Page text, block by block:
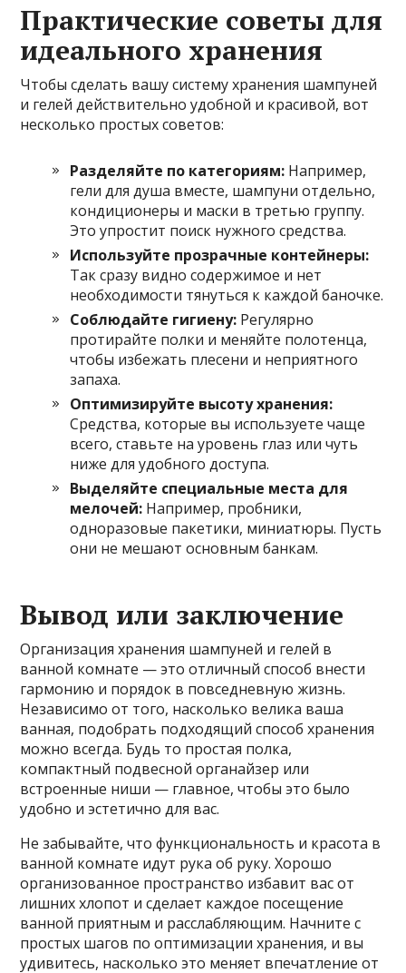
Практические советы для
идеального хранения
Чтобы сделать вашу систему хранения шампуней
и гелей действительно удобной и красивой, вот
несколько простых советов:
Разделяйте по категориям: Например,
гели для душа вместе, шампуни отдельно,
кондиционеры и маски в третью группу.
Это упростит поиск нужного средства.
Используйте прозрачные контейнеры:
Так сразу видно содержимое и нет
необходимости тянуться к каждой баночке.
Соблюдайте гигиену: Регулярно
протирайте полки и меняйте полотенца,
чтобы избежать плесени и неприятного
запаха.
Оптимизируйте высоту хранения:
Средства, которые вы используете чаще
всего, ставьте на уровень глаз или чуть
ниже для удобного доступа.
Выделяйте специальные места для
мелочей: Например, пробники,
одноразовые пакетики, миниатюры. Пусть
они не мешают основным банкам.
Вывод или заключение
Организация хранения шампуней и гелей в
ванной комнате — это отличный способ внести
гармонию и порядок в повседневную жизнь.
Независимо от того, насколько велика ваша
ванная, подобрать подходящий способ хранения
можно всегда. Будь то простая полка,
компактный подвесной органайзер или
встроенные ниши — главное, чтобы это было
удобно и эстетично для вас.
Не забывайте, что функциональность и красота в
ванной комнате идут рука об руку. Хорошо
организованное пространство избавит вас от
лишних хлопот и сделает каждое посещение
ванной приятным и расслабляющим. Начните с
простых шагов по оптимизации хранения, и вы
удивитесь, насколько это меняет впечатление от